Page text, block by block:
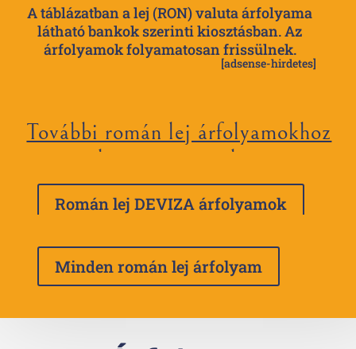
A táblázatban a lej (RON) valuta árfolyama
látható bankok szerinti kiosztásban. Az
árfolyamok folyamatosan frissülnek.
[adsense-hirdetes]
További román lej árfolyamokhoz
kattints a gombra
Román lej DEVIZA árfolyamok
Minden román lej árfolyam